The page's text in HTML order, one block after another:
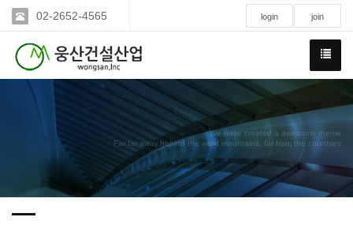
02-2652-4565 login join
We have created a awesome theme
Far far away,behind the word mountains, far from the countries